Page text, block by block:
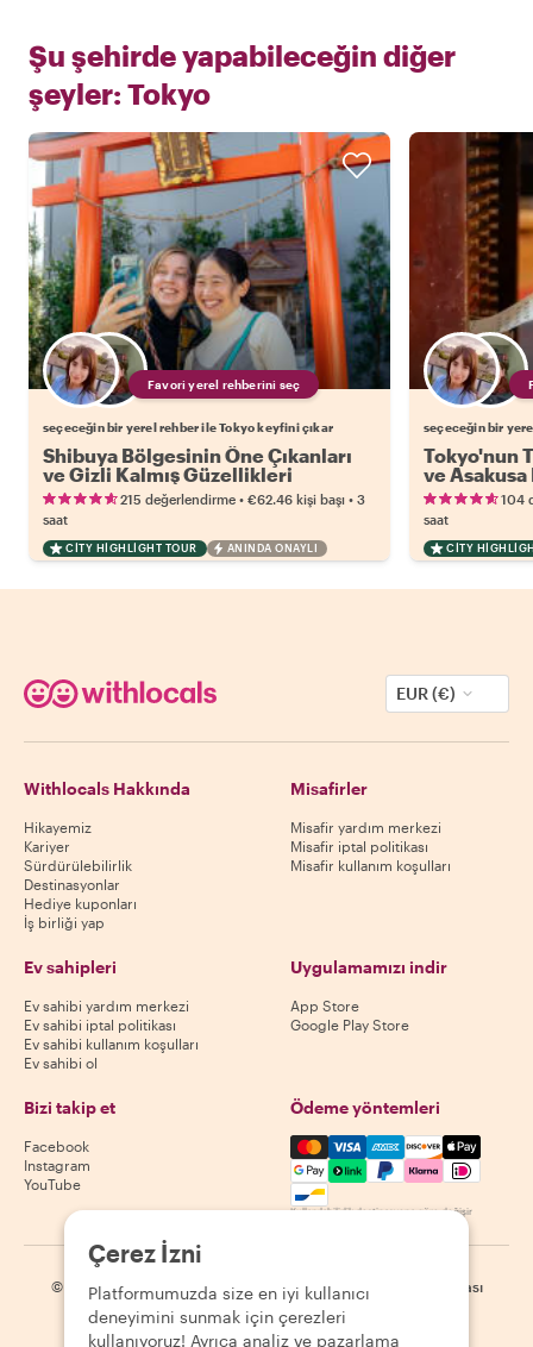
Şu şehirde yapabileceğin diğer
şeyler: Tokyo
Favori yerel rehberini seç
seçeceğin bir yerel rehber ile Tokyo keyfini çıkar
Shibuya Bölgesinin Öne Çıkanları
ve Gizli Kalmış Güzellikleri
215 değerlendirme • €62.46 kişi başı • 3
saat
CITY HIGHLIGHT TOUR ANINDA ONAYLI
seçeceğin bir
Tokyo'nun
ve
104
saat
CITY
EUR (€)
Withlocals Hakkında
Hikayemiz
Kariyer
Sürdürülebilirlik
Destinasyonlar
Hediye kuponları
İş birliği yap
Misafirler
Misafir yardım merkezi
Misafir iptal politikası
Misafir kullanım koşulları
Ev sahipleri
Ev sahibi yardım merkezi
Ev sahibi iptal politikası
Ev sahibi kullanım koşulları
Ev sahibi ol
Uygulamamızı indir
App Store
Google Play Store
Bizi takip et
Facebook
Instagram
YouTube
Ödeme yöntemleri
Mastercard, Visa, Amex,
Kullanılabilirlik destinasyona göre değişir
© 2026 Withlocals.com Gizlilik Politikası | Site haritası
Çerez İzni
Platformumuzda size en iyi kullanıcı
deneyimini sunmak için çerezleri
kullanıyoruz! Ayrıca analiz ve pazarlama